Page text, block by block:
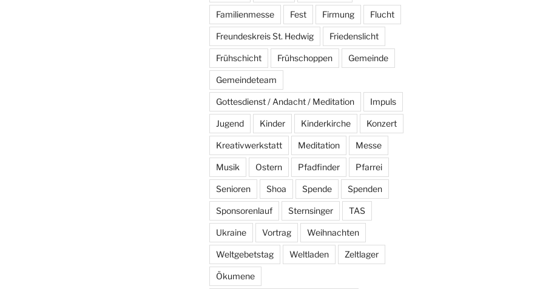
Familienmesse Fest Firmung Flucht
Freundeskreis St. Hedwig Friedenslicht
Frühschicht Frühschoppen Gemeinde
Gemeindeteam
Gottesdienst / Andacht / Meditation Impuls
Jugend Kinder Kinderkirche Konzert
Kreativwerkstatt Meditation Messe
Musik Ostern Pfadfinder Pfarrei
Senioren Shoa Spende Spenden
Sponsorenlauf Sternsinger TAS
Ukraine Vortrag Weihnachten
Weltgebetstag Weltladen Zeltlager
Ökumene